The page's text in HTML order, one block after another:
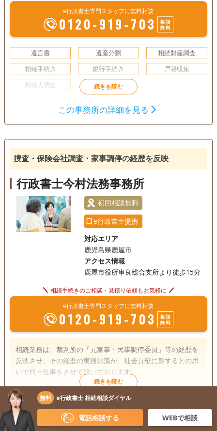
e行政書士専門スタッフに無料相談
0120-919-703
相談
無料
遺言書 遺産分割
相続財産調査
相続手続き
銀行手続き
戸籍収集
相続人調査
この事務所の詳細を見る
捜査・保険会社調査・家事調停の経歴を反映
行政書士今村法務事務所
初回相談無料
e行政書士提携
対応エリア
鹿児島県鹿屋市
アクセス情報
鹿屋市役所串良総合支所より徒歩15分
相続手続きのご相談・見積り依頼もお気軽に
e行政書士専門スタッフに無料相談
0120-919-703
相談
無料
相続業務は、裁判所の「元家事・民事調停委員」等の経歴を
反映させ、その経歴の実務知識が、社会貢献に期するとの思
いで日々仕事をさせて頂いております。
遺言書 遺産分割
相続手続き
銀行手続き
戸籍収集
この事務所の詳細を見る
無料 e行政書士 相続相談ダイヤル
電話相談する WEBで相談